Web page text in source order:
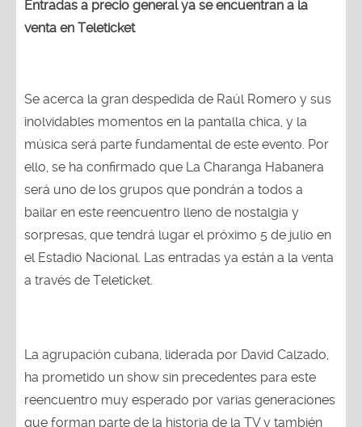
Entradas a precio general ya se encuentran a la
venta en Teleticket
Se acerca la gran despedida de Raúl Romero y sus
inolvidables momentos en la pantalla chica, y la
música será parte fundamental de este evento. Por
ello, se ha confirmado que La Charanga Habanera
será uno de los grupos que pondrán a todos a
bailar en este reencuentro lleno de nostalgia y
sorpresas, que tendrá lugar el próximo 5 de julio en
el Estadio Nacional. Las entradas ya están a la venta
a través de Teleticket.
La agrupación cubana, liderada por David Calzado,
ha prometido un show sin precedentes para este
reencuentro muy esperado por varias generaciones
que forman parte de la historia de la TV y también